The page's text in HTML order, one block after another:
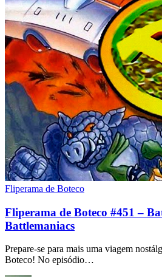
Fliperama de Boteco
Fliperama de Boteco #451 –
Battlemaniacs
Prepare-se para mais uma viagem
Boteco! No episódio…